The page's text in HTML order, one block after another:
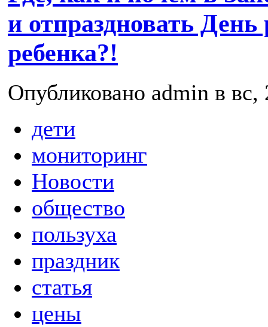
и отпраздновать
ребенка?!
Опубликовано admin в
дети
мониторинг
Новости
общество
пользуха
праздник
статья
цены